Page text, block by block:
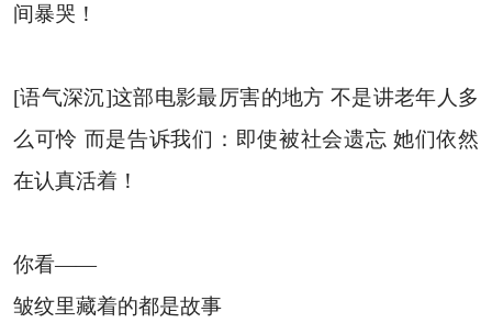
间暴哭！
[语气深沉]这部电影最厉害的地方 不是讲老年人多
么可怜 而是告诉我们：即使被社会遗忘 她们依然
在认真活着！
你看——
皱纹里藏着的都是故事